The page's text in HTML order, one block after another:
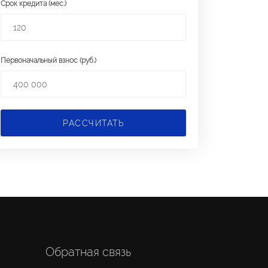
Срок кредита (мес.)
Первоначальный взнос (руб.)
РАССЧИТАТЬ
Обратная связь